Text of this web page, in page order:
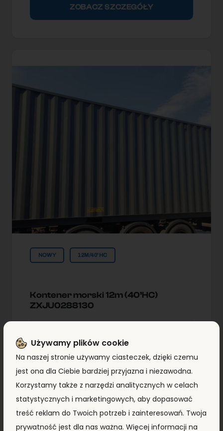
ZOBACZ SZCZEGÓŁY
NOWY 12M/40'HC
Kontener morski 12m (40’HC)
ZXJU0288130
12m/40'HC
Lokallzacja:Kontenery Morskie
Małaszewicze
7 990,00zł + VAT
8 290,00 zł
Używamy plików cookie
Na naszej stronie używamy ciasteczek, dzięki czemu
jest ona dla Ciebie bardziej przyjazna i niezawodna.
Korzystamy także z narzędzi analitycznych w celach
statystycznych i marketingowych, aby dopasować
treść reklam do Twoich potrzeb i zainteresowań. Twoja
prywatność jest dla nas ważna. Więcej informacji na